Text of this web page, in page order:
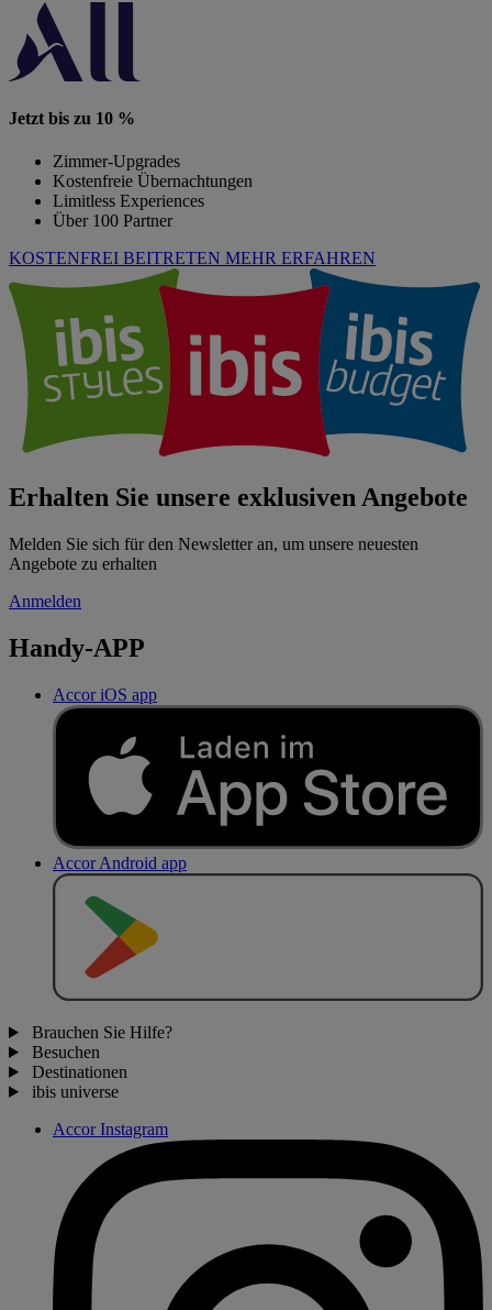
Jetzt bis zu 10 %
Zimmer-Upgrades
Kostenfreie Übernachtungen
Limitless Experiences
Über 100 Partner
KOSTENFREI BEITRETEN MEHR ERFAHREN
Erhalten Sie unsere exklusiven Angebote
Melden Sie sich für den Newsletter an, um unsere neuesten
Angebote zu erhalten
Anmelden
Handy-APP
Accor iOS app
Accor Android app
Brauchen Sie Hilfe?
Besuchen
Destinationen
ibis universe
Accor Instagram